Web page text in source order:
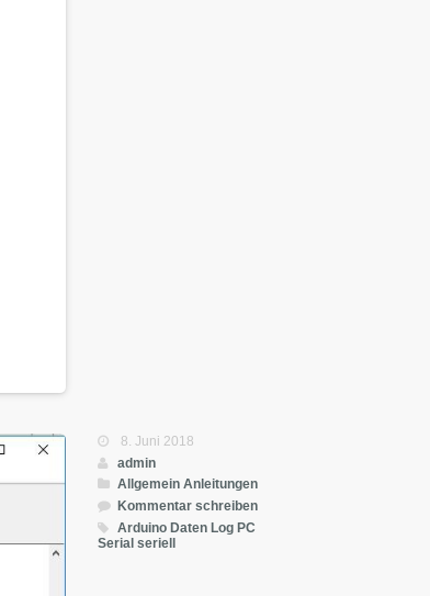
8. Juni 2018
admin
Allgemein Anleitungen
Kommentar schreiben
Arduino Daten Log PC
Serial seriell